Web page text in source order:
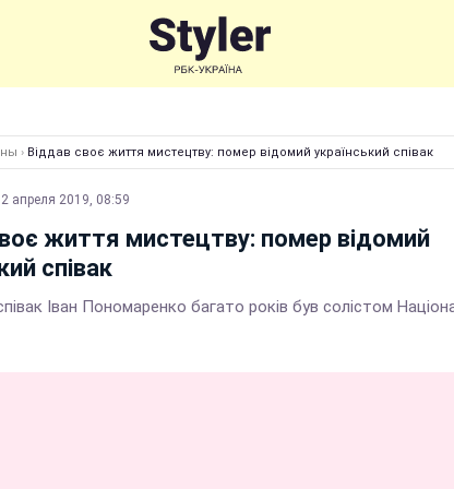
› Віддав своє життя мистецтву: помер відомий український співак
апреля 2019, 08:59
життя мистецтву: помер відомий
співак
Іван Пономаренко багато років був солістом